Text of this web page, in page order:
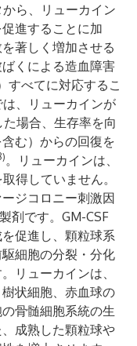
ら、リューカイン
進することに加
著しく増加させる
くによる造血障害
すべてに対応するこ
、リューカインが
場合、生存率を向
む）からの回復を
。リューカインは、
得していません。
ジコロニー刺激因
剤です。GM-CSF
促進し、顆粒球系
細胞の分裂・分化
リューカインは、
状細胞、赤血球の
骨髄細胞系統の生
成熟した顆粒球や